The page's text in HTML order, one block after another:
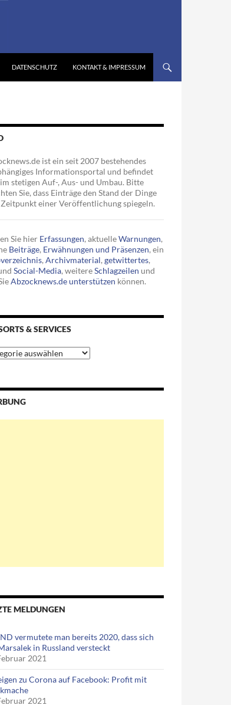
DATENSCHUTZ KONTAKT & IMPRESSUM
bunkern
ist ein seit 2007 bestehendes
Informationsportal und befindet
stetigen Auf-, Aus- und Umbau. Bitte
Sie, dass Einträge den Stand der Dinge
einer Veröffentlichung spiegeln.
Sie hier Erfassungen, aktuelleWarnungen,
Beiträge, Erwähnungen und Präsenzen, ein
, Archivmaterial, getwittertes,
Social-Media, weitereSchlagzeilen und
Abzocknews.de unterstützen können.
& SERVICES
MELDUNGEN
vermutete man bereits 2020, dass sich
in Russland versteckt
2021
zu Corona auf Facebook: Profit mit
2021